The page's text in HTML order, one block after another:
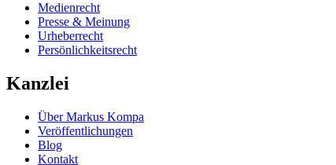
Medienrecht
Presse & Meinung
Urheberrecht
Persönlichkeitsrecht
Kanzlei
Über Markus Kompa
Veröffentlichungen
Blog
Kontakt